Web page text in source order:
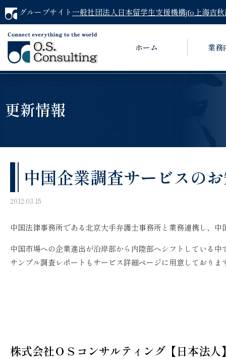
グループサイト 一般社団法人日本留学生支援機構jfo 上海吉
ホーム 業務
更新情報
中国企業調査サービスの
2012.03.15
中国法律事務所である北京大手弁護士事務所と業務連携し、
中国市場への企業進出が沿岸部から内陸部へシフトしている
サンプル調査レポートもサービス詳細ページに用意しておりま
株式会社ＯＳコンサルティング【日本法人